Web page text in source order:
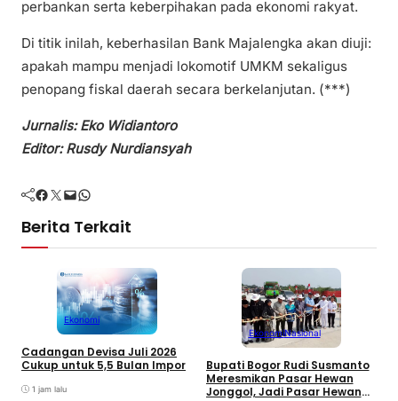
perbankan serta keberpihakan pada ekonomi rakyat.
Di titik inilah, keberhasilan Bank Majalengka akan diuji:
apakah mampu menjadi lokomotif UMKM sekaligus
penopang fiskal daerah secara berkelanjutan. (***)
Jurnalis: Eko Widiantoro
Editor: Rusdy Nurdiansyah
Facebook Twitter Mail WhatsApp
Berita Terkait
Ekonomi
Cadangan Devisa Juli 2026
Cukup untuk 5,5 Bulan Impor
1 jam lalu
EkonomiNasional
Bupati Bogor Rudi Susmanto
Meresmikan Pasar Hewan
Jonggol, Jadi Pasar Hewan